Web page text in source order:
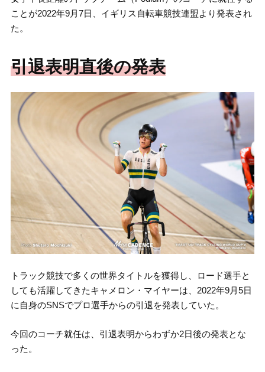
ことが2022年9月7日、イギリス自転車競技連盟より発表され
た。
引退表明直後の発表
トラック競技で多くの世界タイトルを獲得し、ロード選手と
しても活躍してきたキャメロン・マイヤーは、2022年9月5日
に自身のSNSでプロ選手からの引退を発表していた。
今回のコーチ就任は、引退表明からわずか2日後の発表とな
った。